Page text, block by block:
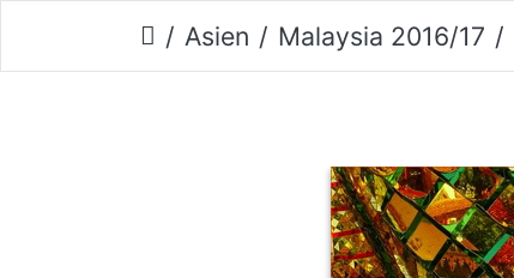
Asien Malaysia 2016/17